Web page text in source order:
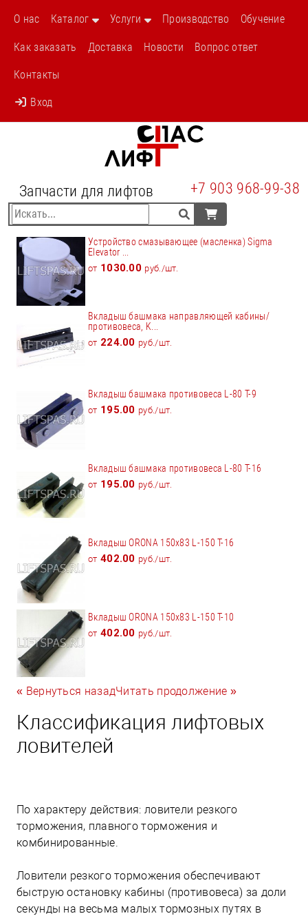
О нас Каталог Услуги Производство Обучение
Как заказать Доставка Новости Вопрос ответ
Контакты
Вход
Запчасти для лифтов +7 903 968-99-38
Устройство смазывающее (масленка) Sigma
Elevator ...
от 1030.00 руб./шт.
Вкладыш башмака направляющей кабины/
противовеса, K...
от 224.00 руб./шт.
Вкладыш башмака противовеса L-80 T-9
от 195.00 руб./шт.
Вкладыш башмака противовеса L-80 T-16
от 195.00 руб./шт.
Вкладыш ORONA 150x83 L-150 Т-16
от 402.00 руб./шт.
Вкладыш ORONA 150x83 L-150 Т-10
от 402.00 руб./шт.
« Вернуться назадЧитать продолжение »
Классификация лифтовых
ловителей
По характеру действия: ловители резкого
торможения, плавного торможения и
комбинированные.
Ловители резкого торможения обеспечивают
быструю остановку кабины (противовеса) за доли
секунды на весьма малых тормозных путях в